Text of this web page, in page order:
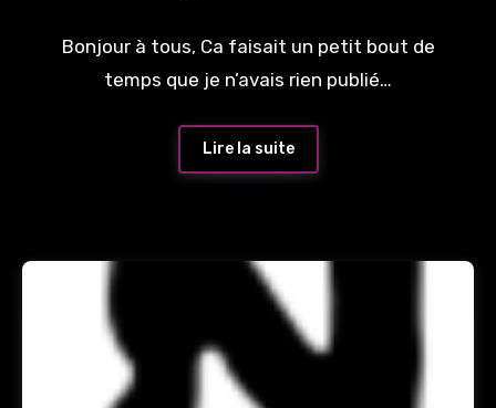
Bonjour à tous, Ca faisait un petit bout de
temps que je n’avais rien publié…
Lire la suite